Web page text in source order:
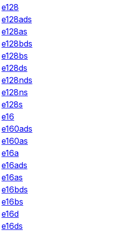
e128
e128ads
e128as
e128bds
e128bs
e128ds
e128nds
e128ns
e128s
e16
e160ads
e160as
e16a
e16ads
e16as
e16bds
e16bs
e16d
e16ds